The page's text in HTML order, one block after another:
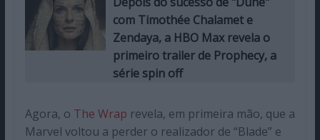
com Timothée Chalamet e
Zendaya, a HBO Max revela o
primeiro trailer de Prophecy, a
série spin off
Agora, o The Wrap revela, em primeira mão, que a
Marvel voltou a perder o realizador de “Blade” e